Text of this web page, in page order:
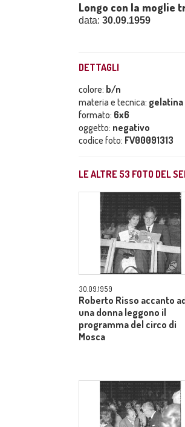
Longo con la moglie
data: 30.09.1959
DETTAGLI
colore: b/n
materia e tecnica:
formato: 6x6
oggetto: negativo
codice foto: FV00091313
LE ALTRE 53 FOTO DEL
30.09.1959
Roberto Risso accanto
una donna leggono il
programma del circo di
Mosca